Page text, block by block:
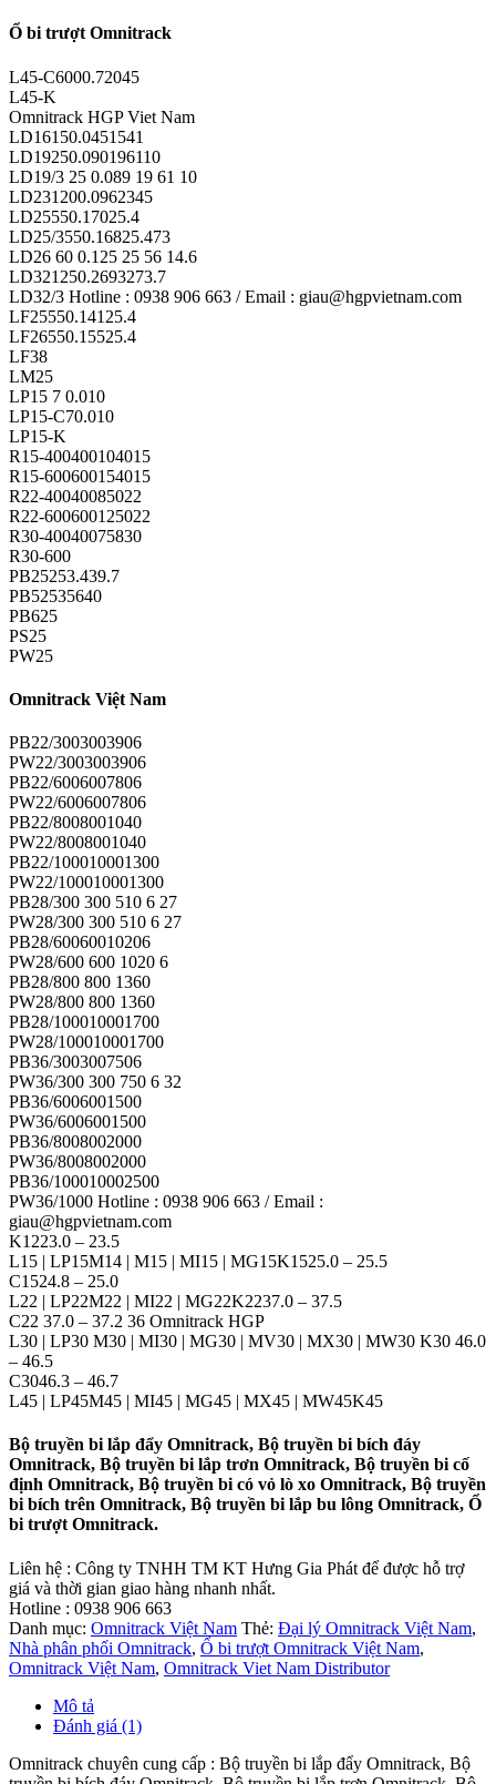
Ổ bi trượt Omnitrack
L45-C6000.72045
L45-K
Omnitrack HGP Viet Nam
LD16150.0451541
LD19250.090196110
LD19/3 25 0.089 19 61 10
LD231200.0962345
LD25550.17025.4
LD25/3550.16825.473
LD26 60 0.125 25 56 14.6
LD321250.2693273.7
LD32/3 Hotline : 0938 906 663 / Email : giau@hgpvietnam.com
LF25550.14125.4
LF26550.15525.4
LF38
LM25
LP15 7 0.010
LP15-C70.010
LP15-K
R15-400400104015
R15-600600154015
R22-40040085022
R22-600600125022
R30-40040075830
R30-600
PB25253.439.7
PB52535640
PB625
PS25
PW25
Omnitrack Việt Nam
PB22/3003003906
PW22/3003003906
PB22/6006007806
PW22/6006007806
PB22/8008001040
PW22/8008001040
PB22/100010001300
PW22/100010001300
PB28/300 300 510 6 27
PW28/300 300 510 6 27
PB28/60060010206
PW28/600 600 1020 6
PB28/800 800 1360
PW28/800 800 1360
PB28/100010001700
PW28/100010001700
PB36/3003007506
PW36/300 300 750 6 32
PB36/6006001500
PW36/6006001500
PB36/8008002000
PW36/8008002000
PB36/100010002500
PW36/1000 Hotline : 0938 906 663 / Email :
giau@hgpvietnam.com
K1223.0 – 23.5
L15 | LP15M14 | M15 | MI15 | MG15K1525.0 – 25.5
C1524.8 – 25.0
L22 | LP22M22 | MI22 | MG22K2237.0 – 37.5
C22 37.0 – 37.2 36 Omnitrack HGP
L30 | LP30 M30 | MI30 | MG30 | MV30 | MX30 | MW30 K30 46.0
– 46.5
C3046.3 – 46.7
L45 | LP45M45 | MI45 | MG45 | MX45 | MW45K45
Bộ truyền bi lắp đẩy Omnitrack, Bộ truyền bi bích đáy
Omnitrack, Bộ truyền bi lắp trơn Omnitrack, Bộ truyền bi cố
định Omnitrack, Bộ truyền bi có vỏ lò xo Omnitrack, Bộ truyền
bi bích trên Omnitrack, Bộ truyền bi lắp bu lông Omnitrack, Ổ
bi trượt Omnitrack.
Liên hệ : Công ty TNHH TM KT Hưng Gia Phát để được hỗ trợ
giá và thời gian giao hàng nhanh nhất.
Hotline : 0938 906 663
Danh mục: Omnitrack Việt Nam Thẻ: Đại lý Omnitrack Việt Nam,
Nhà phân phối Omnitrack, Ổ bi trượt Omnitrack Việt Nam,
Omnitrack Việt Nam, Omnitrack Viet Nam Distributor
Mô tả
Đánh giá (1)
Omnitrack chuyên cung cấp : Bộ truyền bi lắp đẩy Omnitrack, Bộ